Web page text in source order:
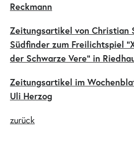
Reckmann
Zeitungsartikel von Christian
Südfinder zum Freilichtspiel
der Schwarze Vere" in
Zeitungsartikel im
Uli Herzog
zurück